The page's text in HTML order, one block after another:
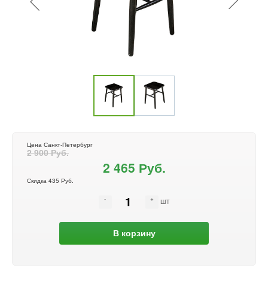
Цена Санкт-Петербург
2 900 Руб.
2 465 Руб.
Скидка 435 Руб.
шт
В корзину